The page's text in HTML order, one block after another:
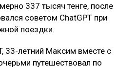
337 тысяч тенге, после
советом ChatGPT при
поездки.
33-летний Максим вместе с
путешествовал по